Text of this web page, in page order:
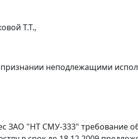
Т.Т.,
неподлежащими
ЗАО "НТ СМУ-333" требование